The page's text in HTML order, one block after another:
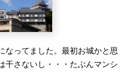
なってました。最初お城かと思
干さないし・・・たぶんマンシ